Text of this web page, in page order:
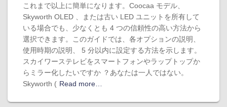
これまで以上に簡単になります。Coocaa モデル、
Skyworth OLED 、または古い LED ユニットを所有して
いる場合でも、少なくとも 4 つの信頼性の高い方法から
選択できます。このガイドでは、各オプションの説明、
使用時期の説明、 5 分以内に設定する方法を示します。
スカイワーステレビをスマートフォンやラップトップか
らミラー化したいですか ？あなたは一人ではない。
Skyworth ( Read more…